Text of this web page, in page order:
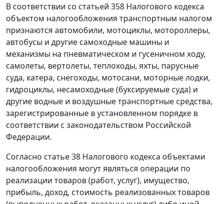
В соответствии со статьей 358 Налогового кодекса
объектом налогообложения транспортным налогом
признаются автомобили, мотоциклы, мотороллеры,
автобусы и другие самоходные машины и
механизмы на пневматическом и гусеничном ходу,
самолеты, вертолеты, теплоходы, яхты, парусные
суда, катера, снегоходы, мотосани, моторные лодки,
гидроциклы, несамоходные (буксируемые суда) и
другие водные и воздушные транспортные средства,
зарегистрированные в установленном порядке в
соответствии с законодательством Российской
Федерации.
Согласно статье 38 Налогового кодекса объектами
налогообложения могут являться операции по
реализации товаров (работ, услуг), имущество,
прибыль, доход, стоимость реализованных товаров